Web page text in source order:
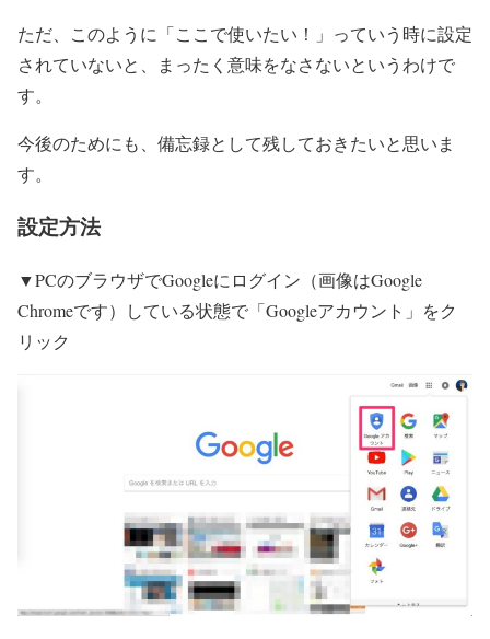
ただ、このように「ここで使いたい！」っていう時に設定
されていないと、まったく意味をなさないというわけで
す。
今後のためにも、備忘録として残しておきたいと思いま
す。
設定方法
▼PCのブラウザでGoogleにログイン（画像はGoogle
Chromeです）している状態で「Googleアカウント」をク
リック